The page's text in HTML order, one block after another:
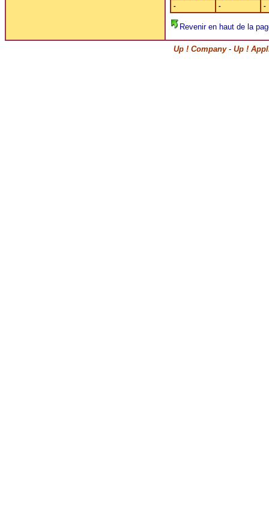
- - -
Revenir en haut de la
Up ! Company- Up !